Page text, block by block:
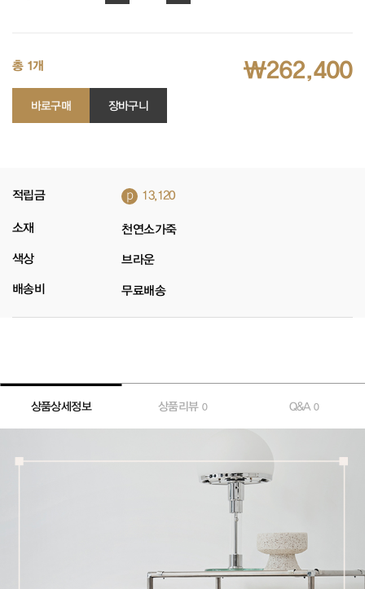
총 1개 ₩262,400
바로구매 장바구니
적립금 p 13,120
소재 천연소가죽
색상 브라운
배송비 무료배송
상품상세정보 상품리뷰 0 Q&A0